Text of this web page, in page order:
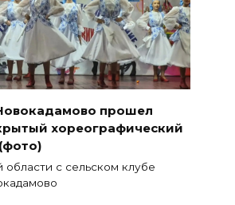
прошел
хореографический
области с сельском клубе